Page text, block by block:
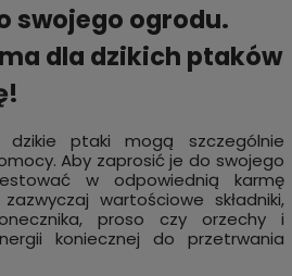
swojego ogrodu.
dla dzikich ptaków
ptaki mogą szczególnie
Aby zaprosić je do swojego
w odpowiednią karmę
wartościowe składniki,
proso czy orzechy i
koniecznej do przetrwania